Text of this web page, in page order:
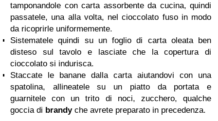
tamponandole con carta assorbente da cucina, quindi
passatele, una alla volta, nel cioccolato fuso in modo
da ricoprirle uniformemente.
Sistematele quindi su un foglio di carta oleata ben
disteso sul tavolo e lasciate che la copertura di
cioccolato si indurisca.
Staccate le banane dalla carta aiutandovi con una
spatolina, allineatele su un piatto da portata e
guarnitele con un trito di noci, zucchero, qualche
goccia di brandyche avrete preparato in precedenza.